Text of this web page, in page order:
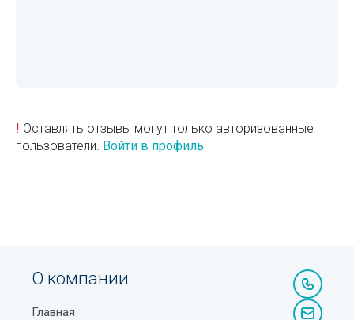
! Оставлять отзывы могут только авторизованные
пользователи. Войти в профиль
О компании
Главная